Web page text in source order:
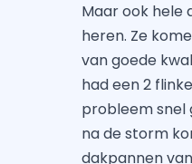
Maar ook hele
heren. Ze
van goede
had een 2
probleem snel
na de storm
dakpannen